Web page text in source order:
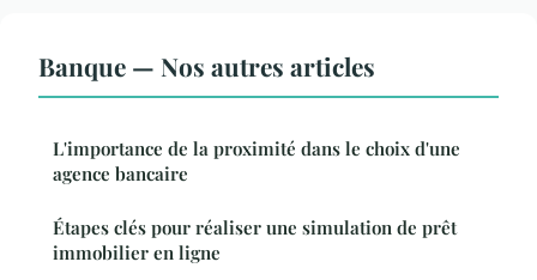
Banque — Nos autres articles
L'importance de la proximité dans le choix d'une
agence bancaire
Étapes clés pour réaliser une simulation de prêt
immobilier en ligne